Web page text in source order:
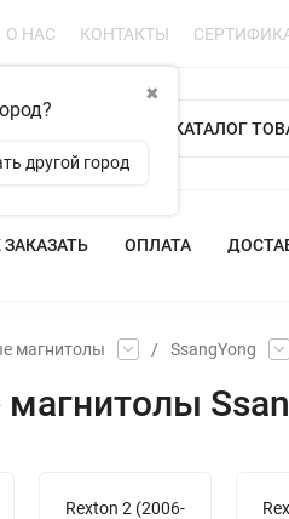
✖
другой город
О НАС КОНТАКТЫ
КАТАЛОГ
ЗАКАЗАТЬ ОПЛАТА
магнитолы / SsangYong
Rexton 2 (2006-